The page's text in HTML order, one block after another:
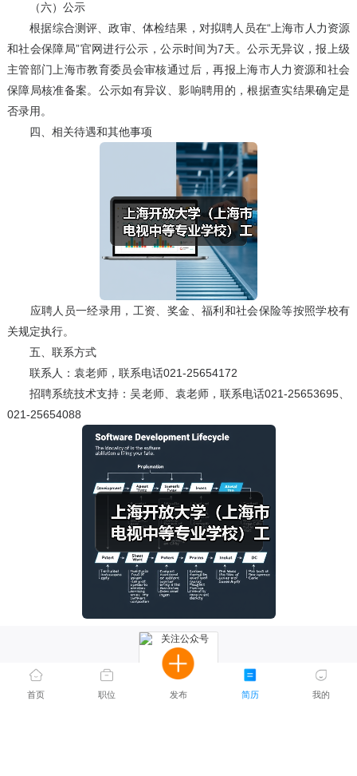
（六）公示
根据综合测评、政审、体检结果，对拟聘人员在“上海市人力资源
和社会保障局”官网进行公示，公示时间为7天。公示无异议，报上级
主管部门上海市教育委员会审核通过后，再报上海市人力资源和社会
保障局核准备案。公示如有异议、影响聘用的，根据查实结果确定是
否录用。
四、相关待遇和其他事项
应聘人员一经录用，工资、奖金、福利和社会保险等按照学校有
关规定执行。
五、联系方式
联系人：袁老师，联系电话021-25654172
招聘系统技术支持：吴老师、袁老师，联系电话021-25653695、
021-25654088
首页 职位 发布 简历 我的